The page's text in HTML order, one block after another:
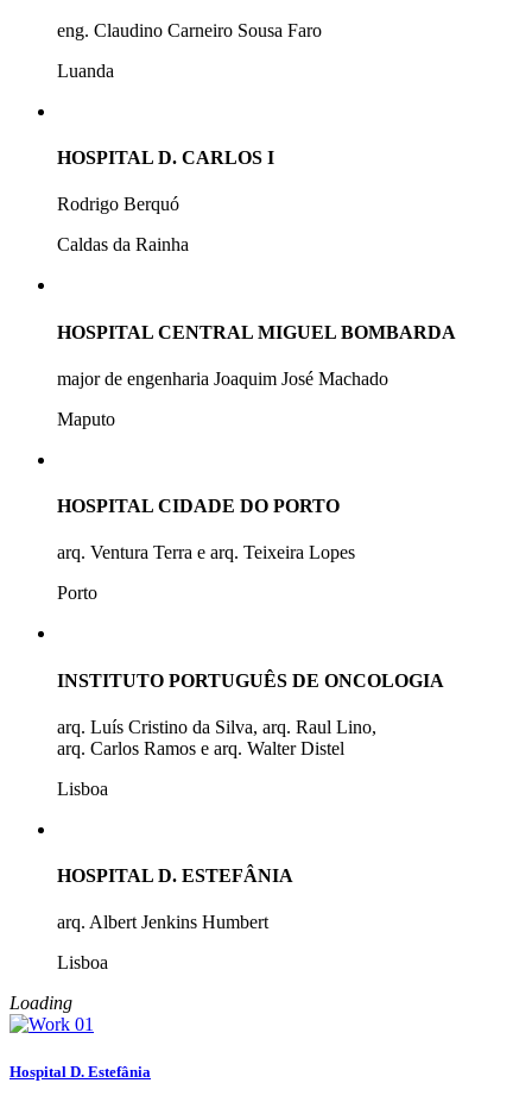
eng. Claudino Carneiro Sousa Faro
Luanda
HOSPITAL D. CARLOS I
Rodrigo Berquó
Caldas da Rainha
HOSPITAL CENTRAL MIGUEL BOMBARDA
major de engenharia Joaquim José Machado
Maputo
HOSPITAL CIDADE DO PORTO
arq. Ventura Terra e arq. Teixeira Lopes
Porto
INSTITUTO PORTUGUÊS DE ONCOLOGIA
arq. Luís Cristino da Silva, arq. Raul Lino,
arq. Carlos Ramos e arq. Walter Distel
Lisboa
HOSPITAL D. ESTEFÂNIA
arq. Albert Jenkins Humbert
Lisboa
Loading
Hospital D. Estefânia